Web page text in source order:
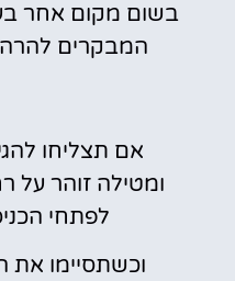
בשום מקום אחר
המבקרים
אם תצליחו
ומטילה זוהר
לפתחי
וכשתסיימו את